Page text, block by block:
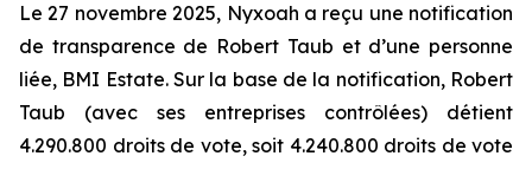
Le 27 novembre 2025, Nyxoah a reçu une notification
de transparence de Robert Taub et d’une personne
liée, BMI Estate. Sur la base de la notification, Robert
Taub (avec ses entreprises contrôlées) détient
4.290.800 droits de vote, soit 4.240.800 droits de vote